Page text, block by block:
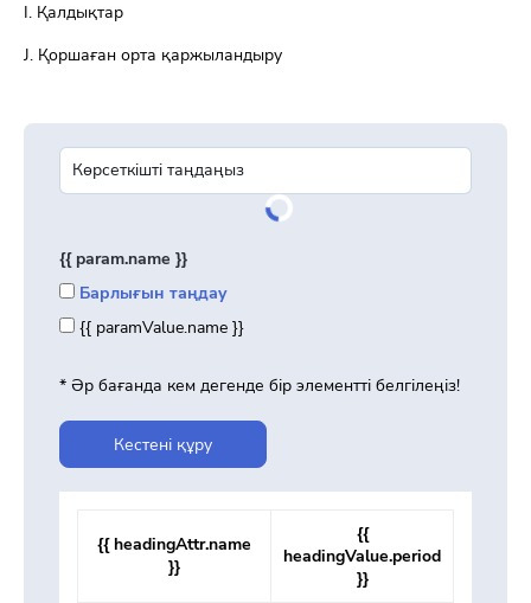
I. Қалдықтар
J. Қоршаған орта қаржыландыру
{{ param.name }}
Барлығын таңдау
{{ paramValue.name }}
* Әр бағанда кем дегенде бір элементті белгілеңіз!
Кестені құру
{{ headingAttr.name
}}
{{
headingValue.period
}}